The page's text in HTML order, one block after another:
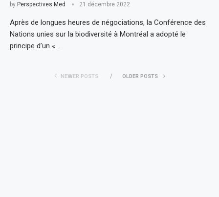
by Perspectives Med 21 décembre 2022
Après de longues heures de négociations, la Conférence des
Nations unies sur la biodiversité à Montréal a adopté le
principe d’un « …
NEWER POSTS OLDER POSTS